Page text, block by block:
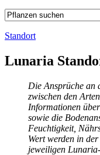
Standort
Lunaria
Die Ansprüche an
zwischen den
Informationen
sowie die
Feuchtigkeit,
Wert werden in
jeweiligen